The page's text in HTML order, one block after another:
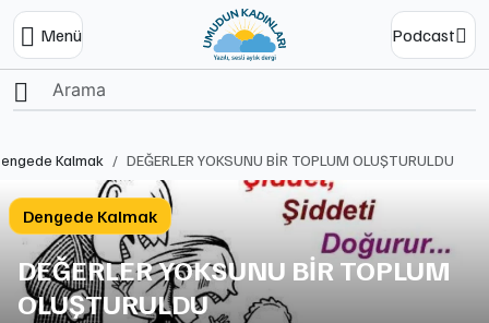
Menü Podcast
Ana Sayfa
Kalmak DEĞERLER YOKSUNU BİR TOPLUM OLUŞTURULDU
Dengede Kalmak
DEĞERLER YOKSUNU BİR TOPLUM
OLUŞTURULDU